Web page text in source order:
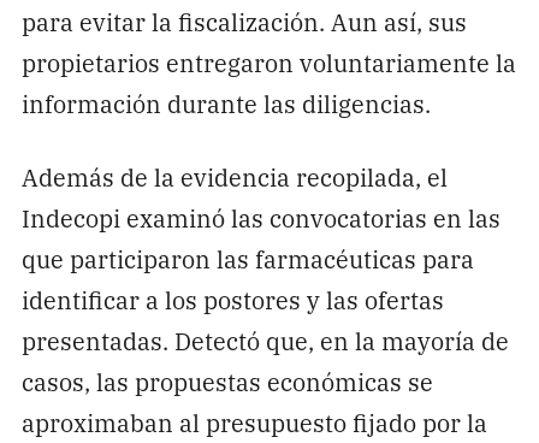
para evitar la fiscalización. Aun así, sus
propietarios entregaron voluntariamente la
información durante las diligencias.
Además de la evidencia recopilada, el
Indecopi examinó las convocatorias en las
que participaron las farmacéuticas para
identificar a los postores y las ofertas
presentadas. Detectó que, en la mayoría de
casos, las propuestas económicas se
aproximaban al presupuesto fijado por la